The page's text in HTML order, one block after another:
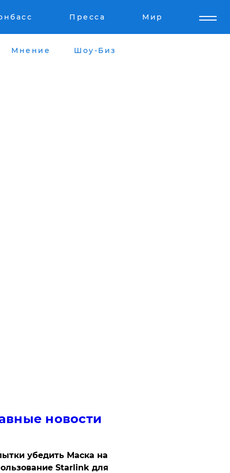
Пресса Мир
Мнение Шоу-Биз
новости
убедить Маска на
Starlink для